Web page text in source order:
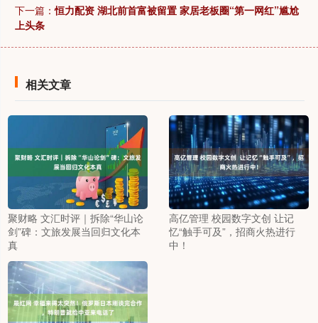
下一篇：恒力配资 湖北前首富被留置 家居老板圈“第一网红”尴尬
上头条
相关文章
聚财略 文汇时评｜拆除“华山论
剑”碑：文旅发展当回归文化本
真
高亿管理 校园数字文创 让记
忆“触手可及”，招商火热进行
中！